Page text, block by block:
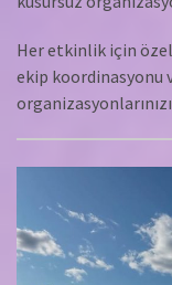
Her etkinlik için
ekip koordinasyonu